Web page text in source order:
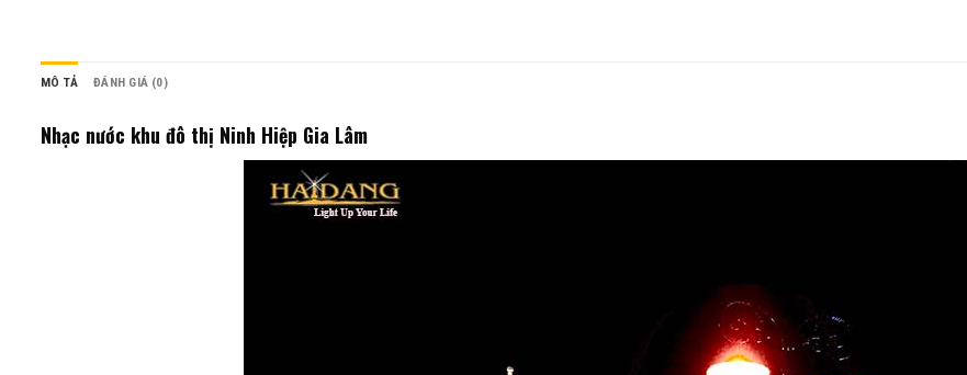
MÔ TẢ ĐÁNH GIÁ (0)
Nhạc nước khu đô thị Ninh Hiệp Gia Lâm